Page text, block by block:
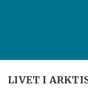
LIVET I